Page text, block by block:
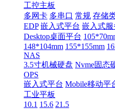
工控主板
多网卡 多串口 常规 存储
EDP 嵌入式平台 嵌入式服
Desktop桌面平台
148*104mm 155*155mm
NAS
3.5寸机械硬盘 Nvme固态
OPS
嵌入式平台 Mobile移动平
工业平板
10.1 15.6 21.5